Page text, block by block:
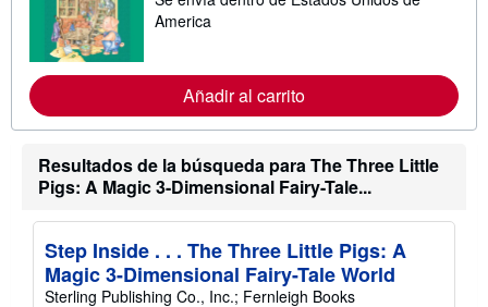
e
i
f
s
d
e
v
o
m
a
ó
n
b
r
e
l
America
Añadir al carrito
Resultados de la búsqueda para The Three Little
Pigs: A Magic 3-Dimensional Fairy-Tale...
Step Inside . . . The Three Little Pigs: A
Magic 3-Dimensional Fairy-Tale World
Sterling Publishing Co., Inc.; Fernleigh Books